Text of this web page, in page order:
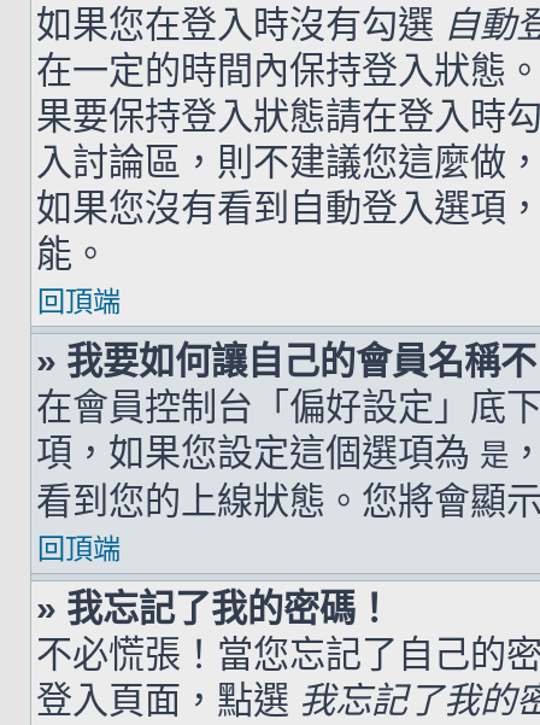
如果您在登入時沒有勾選 自動
在一定的時間內保持登入狀態
果要保持登入狀態請在登入時
入討論區，則不建議您這麼做
如果您沒有看到自動登入選項
能。
回頂端
» 我要如何讓自己的會員名稱
在會員控制台「偏好設定」底
項，如果您設定這個選項為 是
看到您的上線狀態。您將會顯
回頂端
» 我忘記了我的密碼！
不必慌張！當您忘記了自己的
登入頁面，點選 我忘記了我的